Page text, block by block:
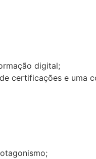
digital;
certificações e uma